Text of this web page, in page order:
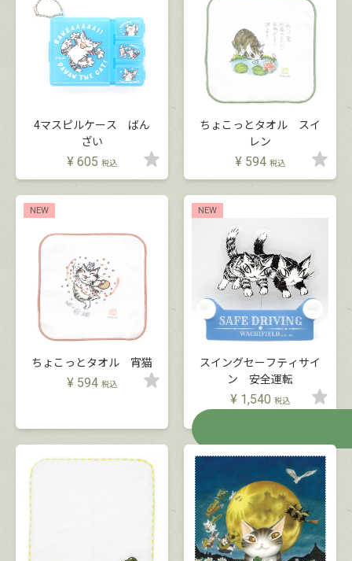
4マスピルケース ばん
ざい
¥ 605 税込
ちょこっとタオル スイ
レン
¥ 594 税込
NEW
ちょこっとタオル 宵猫
¥ 594 税込
NEW
スイングセーフティサイ
ン 安全運転
¥ 1,540 税込